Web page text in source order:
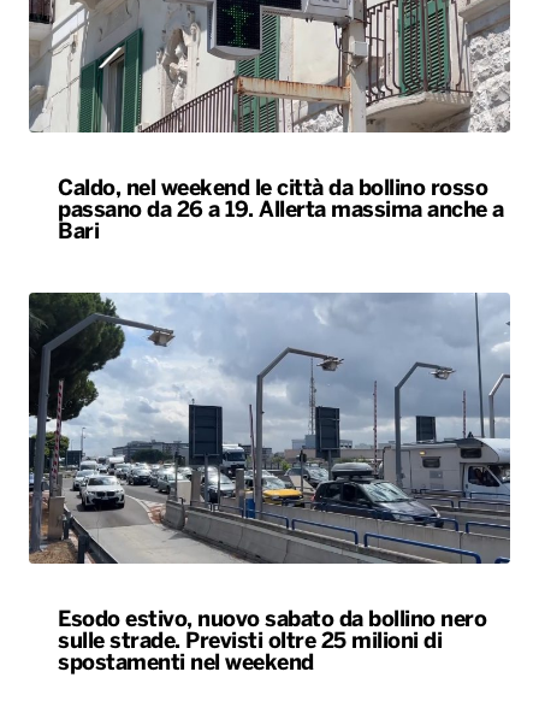
Caldo, nel weekend le città da bollino rosso
passano da 26 a 19. Allerta massima anche a
Bari
Esodo estivo, nuovo sabato da bollino nero
sulle strade. Previsti oltre 25 milioni di
spostamenti nel weekend